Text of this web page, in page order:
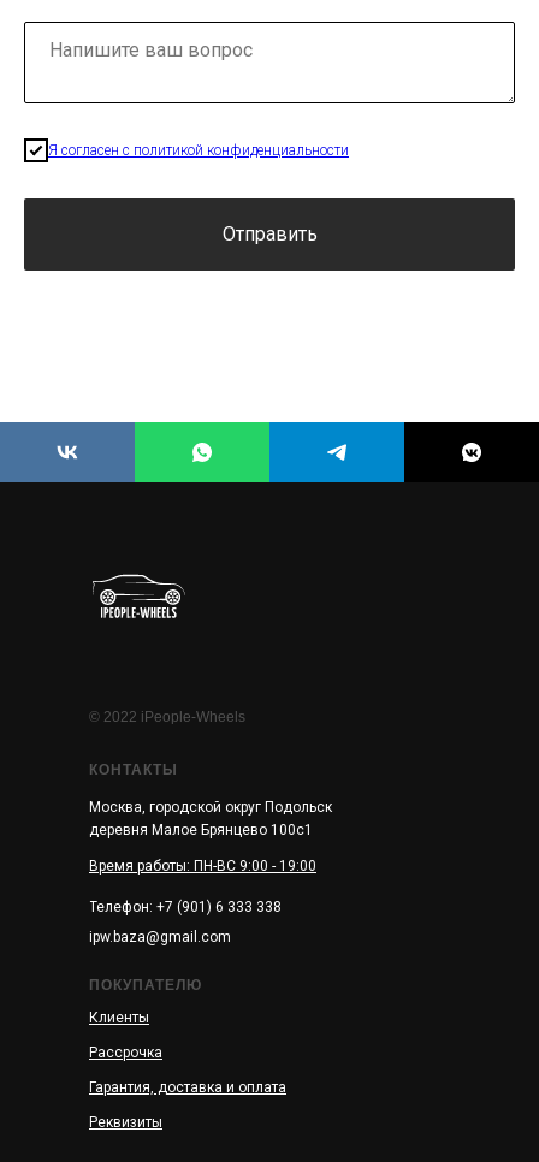
Я согласен с политикой конфиденциальности
Отправить
КОНТАКТЫ
Москва, городской округ Подольск
деревня Малое Брянцево 100с1
ipw.baza@gmail.com
Гарантия, доставка и оплата
Рассрочка
Клиенты
Реквизиты
ПОКУПАТЕЛЮ
© 2022 iPeople-Wheels
Телефон: +7 (901) 6 333 338
Время работы: ПН-ВС 9:00 - 19:00